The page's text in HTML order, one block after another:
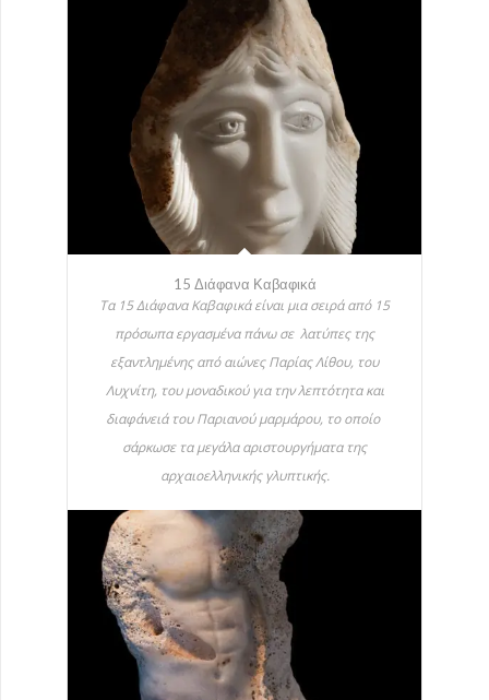
15 Διάφανα Καβαφικά
Τα 15 Διάφανα Καβαφικά είναι μια σειρά από 15
πρόσωπα εργασμένα πάνω σε λατύπες της
εξαντλημένης από αιώνες Παρίας Λίθου, του
Λυχνίτη, του μοναδικού για την λεπτότητα και
διαφάνειά του Παριανού μαρμάρου, το οποίο
σάρκωσε τα μεγάλα αριστουργήματα της
αρχαιοελληνικής γλυπτικής.